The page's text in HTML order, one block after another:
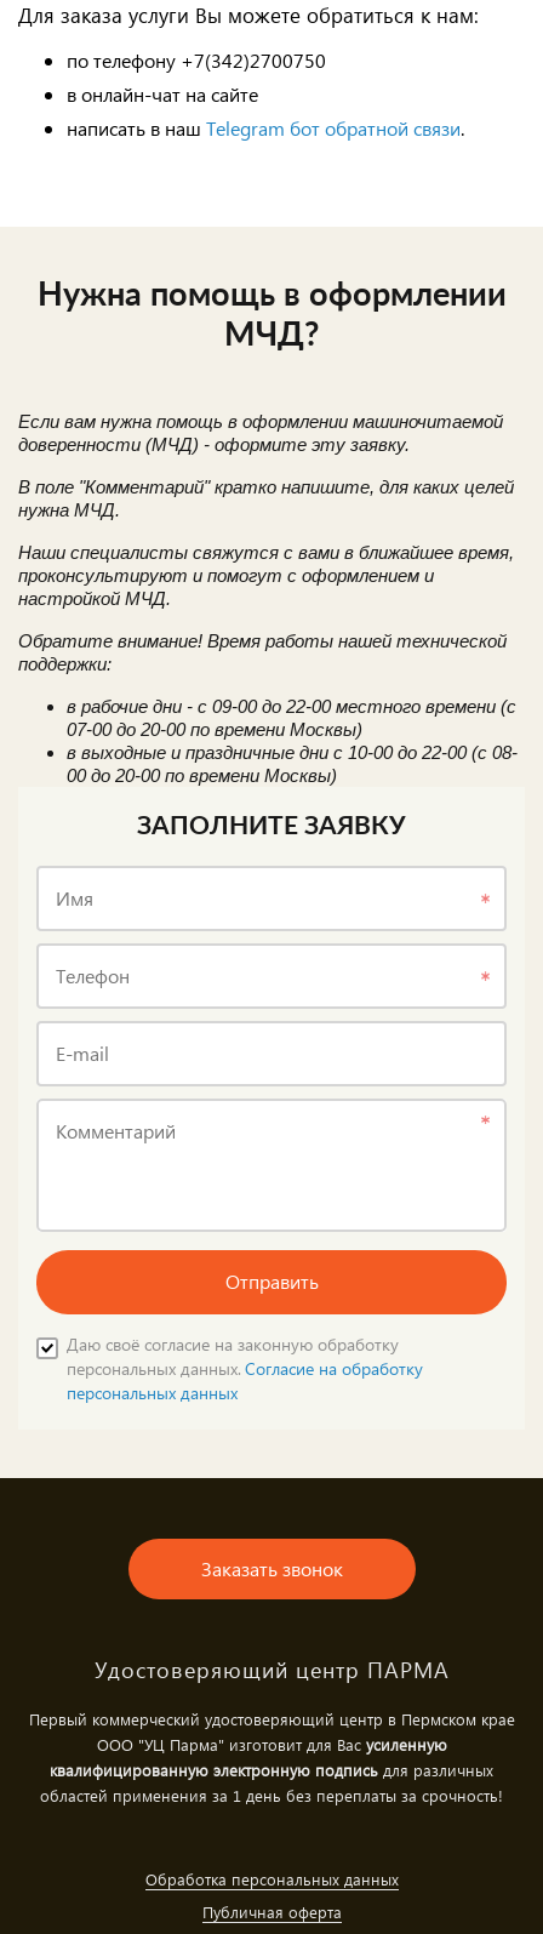
Для заказа услуги Вы можете обратиться к нам:
по телефону +7(342)2700750
в онлайн-чат на сайте
написать в наш Telegram бот обратной связи.
Нужна помощь в оформлении
МЧД?
Если вам нужна помощь в оформлении машиночитаемой
доверенности (МЧД) - оформите эту заявку.
В поле "Комментарий" кратко напишите, для каких целей
нужна МЧД.
Наши специалисты свяжутся с вами в ближайшее время,
проконсультируют и помогут с оформлением и
настройкой МЧД.
Обратите внимание! Время работы нашей технической
поддержки:
в рабочие дни - с 09-00 до 22-00 местного времени (с
07-00 до 20-00 по времени Москвы)
в выходные и праздничные дни с 10-00 до 22-00 (с 08-
00 до 20-00 по времени Москвы)
ЗАПОЛНИТЕ ЗАЯВКУ
Имя
Телефон
E-mail
Комментарий
Отправить
Даю своё согласие на законную обработку
персональных данных. Согласие на обработку
персональных данных
Заказать звонок
Удостоверяющий центр ПАРМА
Первый коммерческий удостоверяющий центр в Пермском крае
ООО "УЦ Парма" изготовит для Вас усиленную
квалифицированную электронную подпись для различных
областей применения за 1 день без переплаты за срочность!
Обработка персональных данных
Публичная оферта